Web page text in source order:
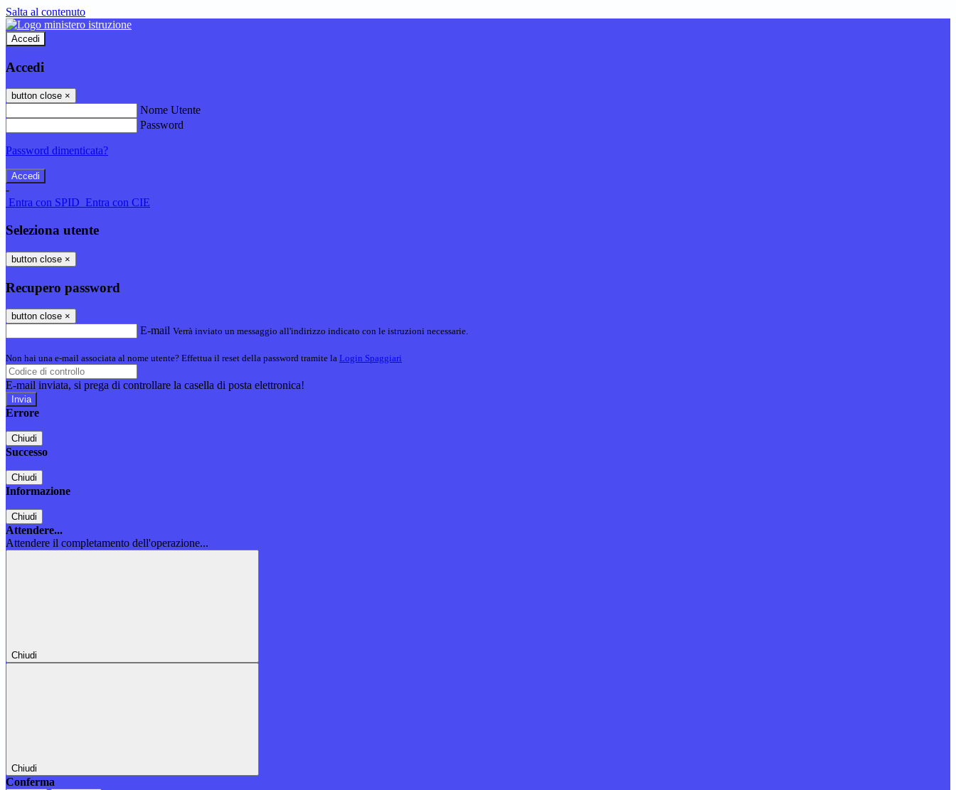
Salta al contenuto
Accedi
Accedi
button close ×
Nome Utente
Password
Password dimenticata?
-
Entra con SPID Entra con CIE
Seleziona utente
button close ×
Recupero password
button close ×
E-mail Verrà inviato un messaggio all'indirizzo indicato con le istruzioni necessarie.
Non hai una e-mail associata al nome utente? Effettua il reset della password tramite la Login Spaggiari
E-mail inviata, si prega di controllare la casella di posta elettronica!
Errore
Chiudi
Successo
Chiudi
Informazione
Chiudi
Attendere...
Attendere il completamento dell'operazione...
Chiudi
Chiudi
Conferma